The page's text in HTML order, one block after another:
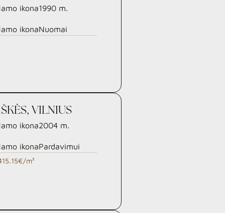
1990 m.
Nuomai
VILNIUS
2004 m.
Pardavimui
m²